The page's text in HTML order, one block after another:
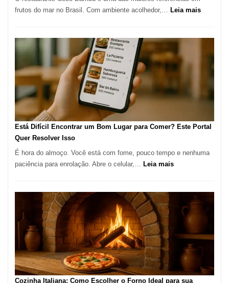
Alta
Gastronomia
frutos do mar no Brasil. Com ambiente acolhedor,…
Leia mais:
como
reservar
Paulo
Está Difícil Encontrar um Bom Lugar para Comer? Este Portal
Quer Resolver Isso
É hora do almoço. Você está com fome, pouco tempo e nenhuma
paciência para enrolação. Abre o celular,… Leia mais:
Encontrar
um
Lugar
Comer?
Este
Portal
Cozinha Italiana: Como Escolher o Forno Ideal para sua